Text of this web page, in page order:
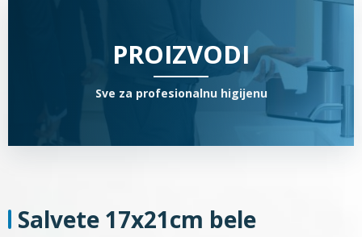
PROIZVODI
Sve za profesionalnu higijenu
Salvete 17x21cm bele